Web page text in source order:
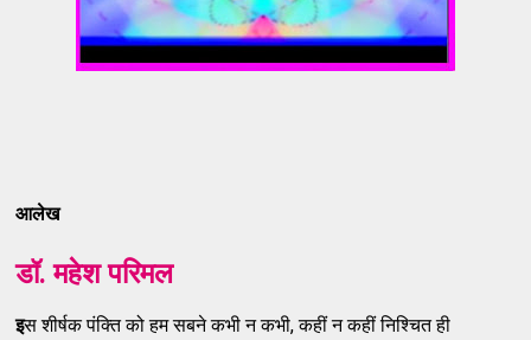
आलेख
डॉ. महेश परिमल
इस शीर्षक पंक्ति को हम सबने कभी न कभी, कहीं न कहीं निश्चित ही